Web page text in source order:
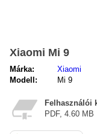
Xiaomi Mi 9
Márka:
Xiaomi
Modell:
Mi 9
Felhasználói
PDF, 4.60 MB